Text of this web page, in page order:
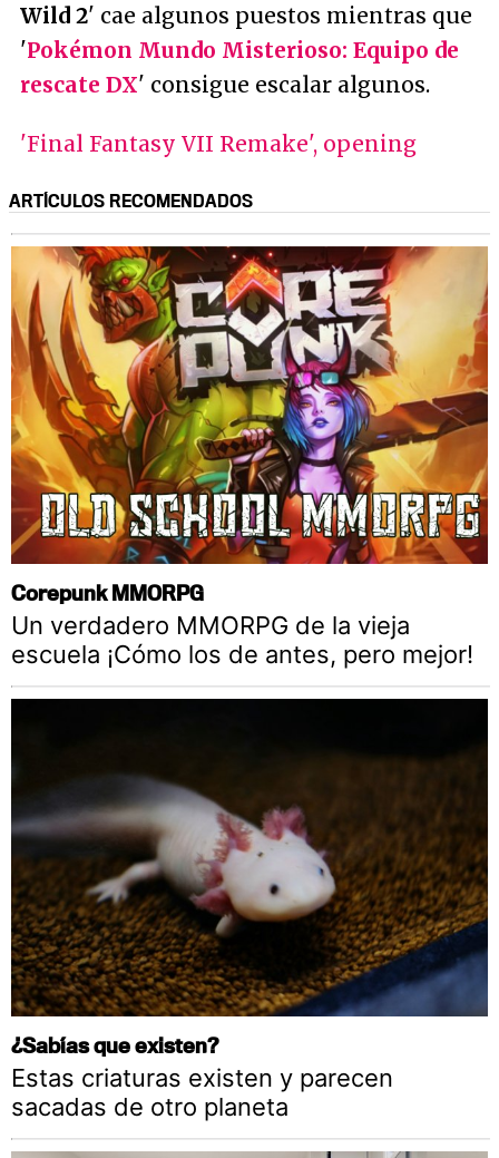
Wild 2' cae algunos puestos mientras que
'Pokémon Mundo Misterioso: Equipo de
rescate DX' consigue escalar algunos.
'Final Fantasy VII Remake', opening
ARTÍCULOS RECOMENDADOS
Corepunk MMORPG
Un verdadero MMORPG de la vieja
escuela ¡Cómo los de antes, pero mejor!
¿Sabías que existen?
Estas criaturas existen y parecen
sacadas de otro planeta